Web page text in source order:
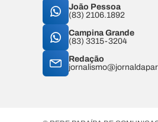
João Pessoa
(83) 2106.1892
Campina Grande
(83) 3315-3204
Redação